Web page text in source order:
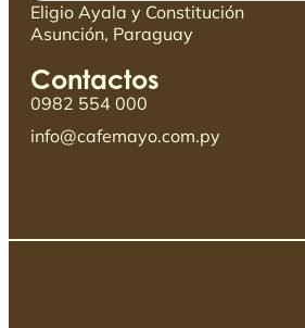
Eligio Ayala y Constitución
Asunción, Paraguay
Contactos
0982 554 000
info@cafemayo.com.py